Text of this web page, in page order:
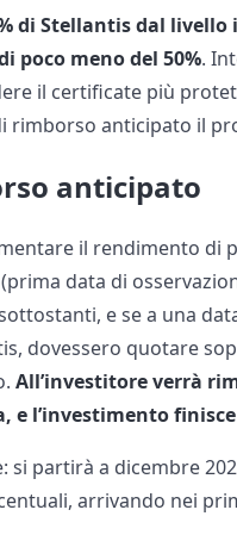
di Stellantis dal
poco meno del 50%.
il certificate più
rimborso anticipato il
anticipato
il rendimento
data di
e se a una
dovessero quotare
All’investitore verrà
e l’investimento
partirà a dicembre
arrivando nei